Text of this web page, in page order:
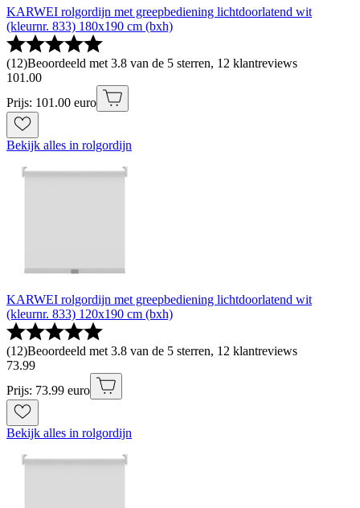
KARWEI rolgordijn met greepbediening lichtdoorlatend wit
(kleurnr. 833) 180x190 cm (bxh)
(12)Beoordeeld met 3.8 van de 5 sterren, 12 klantreviews
101.00
Prijs: 101.00 euro
Bekijk alles in rolgordijn
KARWEI rolgordijn met greepbediening lichtdoorlatend wit
(kleurnr. 833) 120x190 cm (bxh)
(12)Beoordeeld met 3.8 van de 5 sterren, 12 klantreviews
73.99
Prijs: 73.99 euro
Bekijk alles in rolgordijn